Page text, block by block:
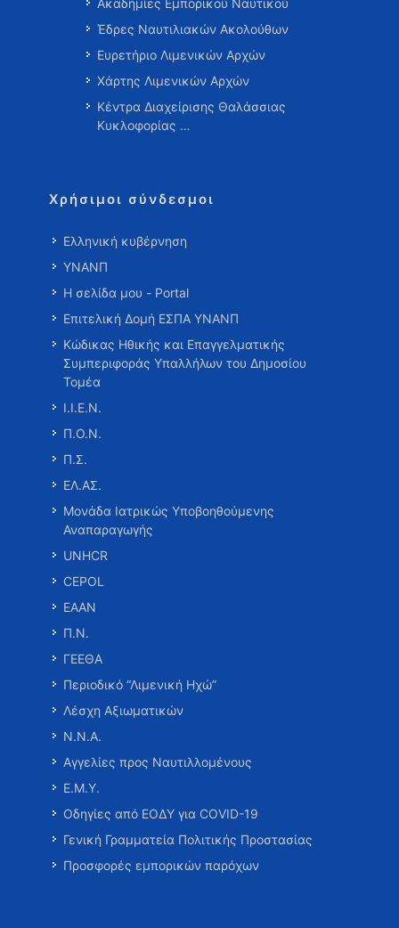
Ακαδημίες Εμπορικού Ναυτικού
Έδρες Ναυτιλιακών Ακολούθων
Ευρετήριο Λιμενικών Αρχών
Χάρτης Λιμενικών Αρχών
Κέντρα Διαχείρισης Θαλάσσιας
Κυκλοφορίας …
Χρήσιμοι σύνδεσμοι
Ελληνική κυβέρνηση
ΥΝΑΝΠ
Η σελίδα μου - Portal
Επιτελική Δομή ΕΣΠΑ ΥΝΑΝΠ
Κώδικας Ηθικής και Επαγγελματικής
Συμπεριφοράς Υπαλλήλων του Δημοσίου
Τομέα
Ι.Ι.Ε.Ν.
Π.Ο.Ν.
Π.Σ.
ΕΛ.ΑΣ.
Μονάδα Ιατρικώς Υποβοηθούμενης
Αναπαραγωγής
UNHCR
CEPOL
ΕΑΑΝ
Π.Ν.
ΓΕΕΘΑ
Περιοδικό “Λιμενική Ηχώ”
Λέσχη Αξιωματικών
Ν.Ν.Α.
Αγγελίες προς Ναυτιλλομένους
Ε.Μ.Υ.
Οδηγίες από ΕΟΔΥ για COVID-19
Γενική Γραμματεία Πολιτικής Προστασίας
Προσφορές εμπορικών παρόχων